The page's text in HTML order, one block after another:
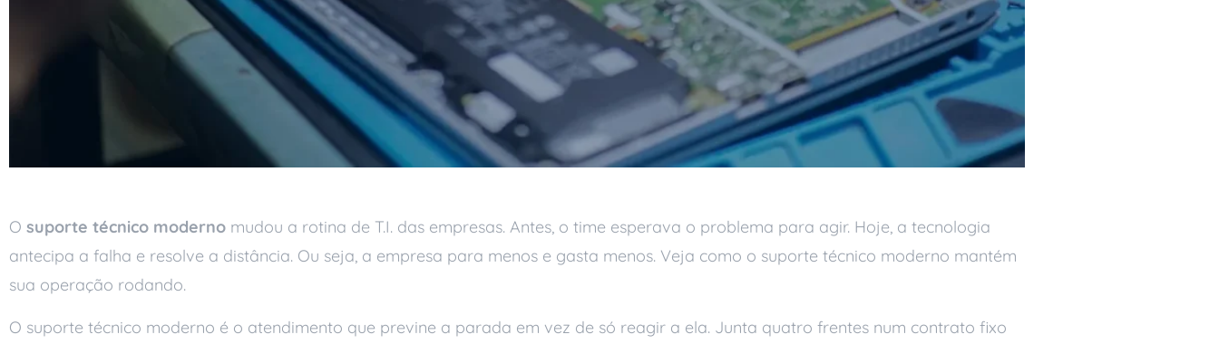
O suporte técnico moderno mudou a rotina de T.I. das empresas. Antes, o time esperava o problema para agir. Hoje, a tecnologia
antecipa a falha e resolve a distância. Ou seja, a empresa para menos e gasta menos. Veja como o suporte técnico moderno mantém
sua operação rodando.
O suporte técnico moderno é o atendimento que previne a parada em vez de só reagir a ela. Junta quatro frentes num contrato fixo